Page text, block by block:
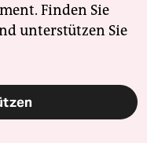
Finden Sie
unterstützen Sie